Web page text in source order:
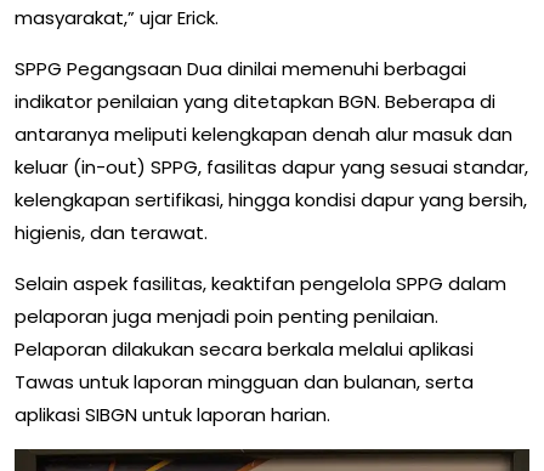
masyarakat,” ujar Erick.
SPPG Pegangsaan Dua dinilai memenuhi berbagai
indikator penilaian yang ditetapkan BGN. Beberapa di
antaranya meliputi kelengkapan denah alur masuk dan
keluar (in-out) SPPG, fasilitas dapur yang sesuai standar,
kelengkapan sertifikasi, hingga kondisi dapur yang bersih,
higienis, dan terawat.
Selain aspek fasilitas, keaktifan pengelola SPPG dalam
pelaporan juga menjadi poin penting penilaian.
Pelaporan dilakukan secara berkala melalui aplikasi
Tawas untuk laporan mingguan dan bulanan, serta
aplikasi SIBGN untuk laporan harian.